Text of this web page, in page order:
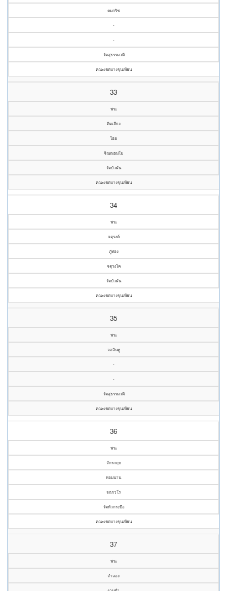
คมกริช
-
-
วัดสุธรรมวดี
คณะเขตบางขุนเทียน
33
พระ
คิมเฮียง
โฮย
จิณฺณธมฺโม
วัดบัวผัน
คณะเขตบางขุนเทียน
34
พระ
จตุรงค์
ภู่ทอง
จตุรงฺโค
วัดบัวผัน
คณะเขตบางขุนเทียน
35
พระ
จอลินทู
-
-
วัดสุธรรมวดี
คณะเขตบางขุนเทียน
36
พระ
จักรกฤษ
หอมนาน
จกฺกวโร
วัดหัวกระบือ
คณะเขตบางขุนเทียน
37
พระ
จำลอง